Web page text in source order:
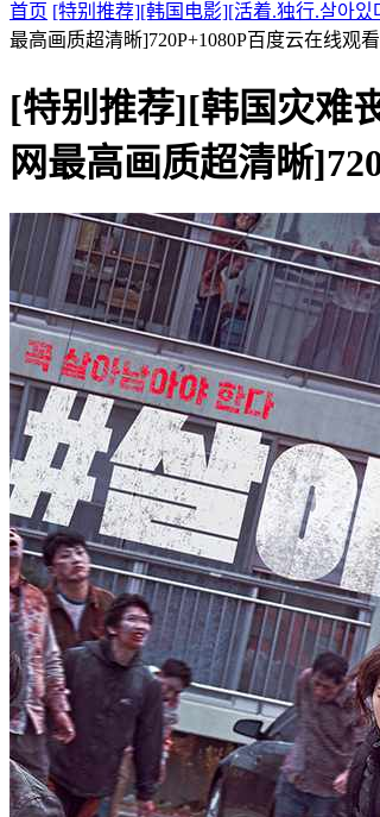
首页 [特别推荐][韩国电影][活着.独行.살아있
最高画质超清晰]720P+1080P百度云在线观
[特别推荐][韩国灾难
网最高画质超清晰